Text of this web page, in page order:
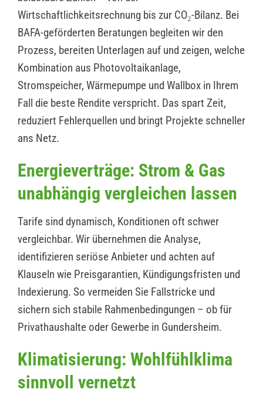
Wirtschaftlichkeitsrechnung bis zur CO₂-Bilanz. Bei
BAFA-geförderten Beratungen begleiten wir den
Prozess, bereiten Unterlagen auf und zeigen, welche
Kombination aus Photovoltaikanlage,
Stromspeicher, Wärmepumpe und Wallbox in Ihrem
Fall die beste Rendite verspricht. Das spart Zeit,
reduziert Fehlerquellen und bringt Projekte schneller
ans Netz.
Energieverträge: Strom & Gas
unabhängig vergleichen lassen
Tarife sind dynamisch, Konditionen oft schwer
vergleichbar. Wir übernehmen die Analyse,
identifizieren seriöse Anbieter und achten auf
Klauseln wie Preisgarantien, Kündigungsfristen und
Indexierung. So vermeiden Sie Fallstricke und
sichern sich stabile Rahmenbedingungen – ob für
Privathaushalte oder Gewerbe in Gundersheim.
Klimatisierung: Wohlfühlklima
sinnvoll vernetzt